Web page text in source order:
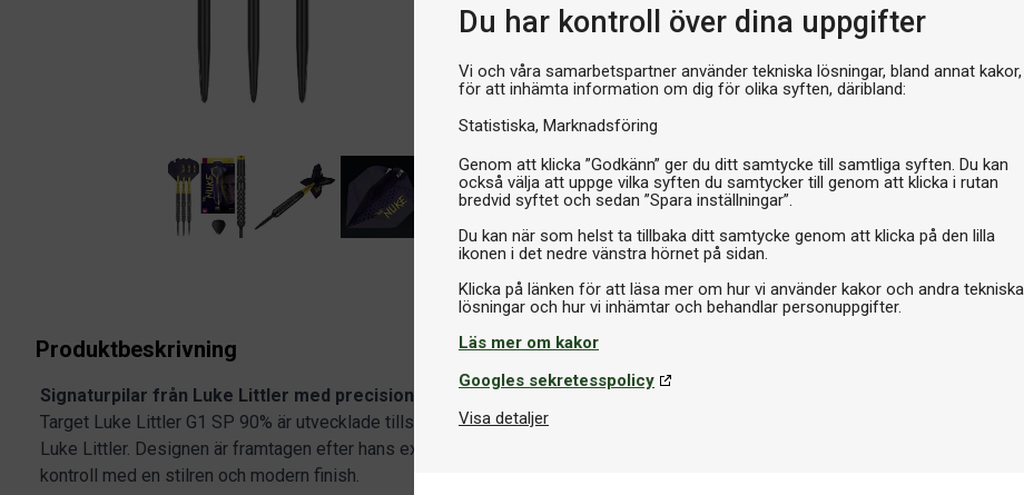
Du har kontroll över dina uppgifter
Vi och våra samarbetspartner använder tekniska lösningar, bland annat kakor,
för att inhämta information om dig för olika syften, däribland:
Statistiska Marknadsföring
Genom att klicka ”Godkänn” ger du ditt samtycke till samtliga syften. Du kan
också välja att uppge vilka syften du samtycker till genom att klicka i rutan
bredvid syftet och sedan ”Spara inställningar”.
Du kan när som helst ta tillbaka ditt samtycke genom att klicka på den lilla
ikonen i det nedre vänstra hörnet på sidan.
Klicka på länken för att läsa mer om hur vi använder kakor och andra tekniska
Läs mer om kakor
Googles sekretesspolicy
Visa detaljer
Produktbeskrivning
Signaturpilar från Luke Littler med precision och exklusiv känsla
Target Luke Littler G1 SP 90% är utvecklade tillsammans med superstjärnan “The Nuke”
Luke Littler. Designen är framtagen efter hans exakta preferenser och kombinerar hög
kontroll med en stilren och modern finish.